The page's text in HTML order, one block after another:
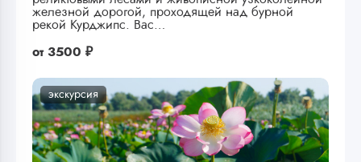
железной дорогой, проходящей над бурной
рекой Курджипс. Вас…
от 3500 ₽
экскурсия